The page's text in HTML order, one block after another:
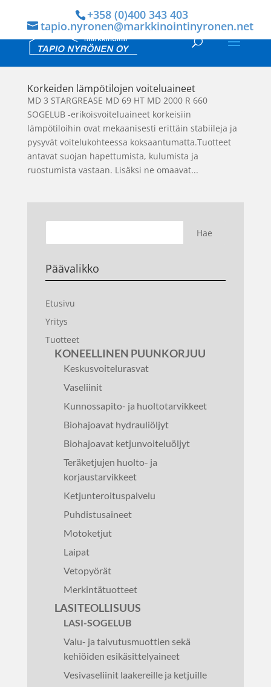
+358 (0)400 343 403
tapio.nyronen@markkinointinyronen.net
Korkeiden lämpötilojen voiteluaineet
MD 3 STARGREASE MD 69 HT MD 2000 R 660
SOGELUB -erikoisvoiteluaineet korkeisiin
lämpötiloihin ovat mekaanisesti erittäin stabiileja ja
pysyvät voitelukohteessa koksaantumatta.Tuotteet
antavat suojan hapettumista, kulumista ja
ruostumista vastaan. Lisäksi ne omaavat...
Päävalikko
Etusivu
Yritys
Tuotteet
KONEELLINEN PUUNKORJUU
Keskusvoitelurasvat
Vaseliinit
Kunnossapito- ja huoltotarvikkeet
Biohajoavat hydrauliöljyt
Biohajoavat ketjunvoiteluöljyt
Teräketjujen huolto- ja
korjaustarvikkeet
Ketjunteroituspalvelu
Puhdistusaineet
Motoketjut
Laipat
Vetopyörät
Merkintätuotteet
LASITEOLLISUUS
LASI-SOGELUB
Valu- ja taivutusmuottien sekä
kehiöiden esikäsittelyaineet
Vesivaseliinit laakereille ja ketjuille